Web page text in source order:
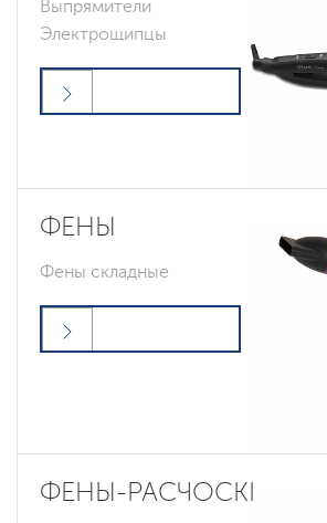
Выпрямители
Электрощипцы
ФЕНЫ
Фены складные
ФЕНЫ-РАСЧОСКІ